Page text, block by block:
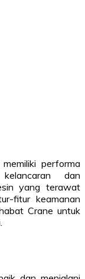
performa
dan
yang terawat
fitur keamanan
Crane untuk